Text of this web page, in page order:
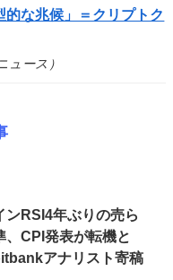
な兆候」＝クリプトク
ュース）
ンRSI4年ぶりの売ら
、CPI発表が転機と
アナリスト寄稿